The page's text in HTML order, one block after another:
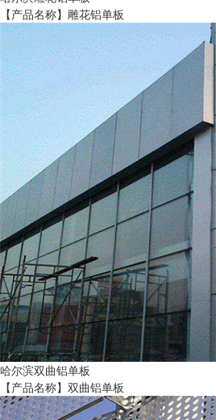
【产品名称】雕花铝单板
哈尔滨双曲铝单板
【产品名称】双曲铝单板